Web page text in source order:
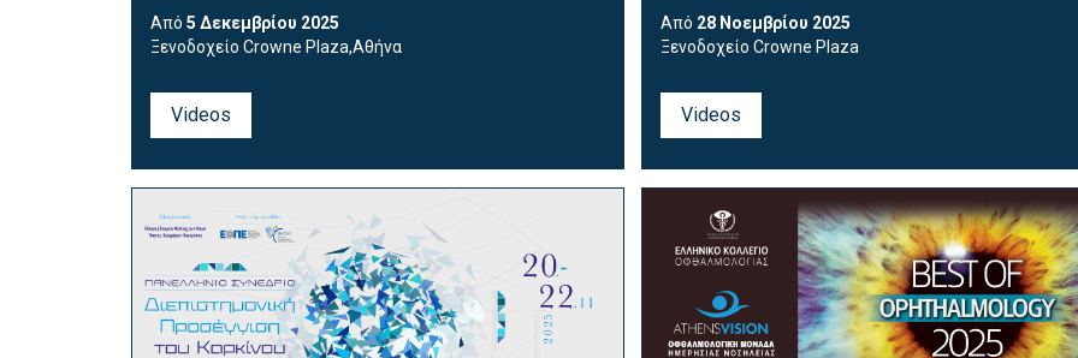
Από 5 Δεκεμβρίου 2025
Ξενοδοχείο Crowne Plaza,Αθήνα
Videos
Από 28 Νοεμβρίου 2025
Ξενοδοχείο Crowne Plaza
Videos